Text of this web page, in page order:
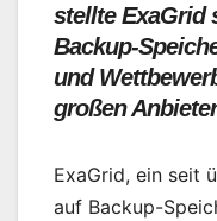
stellte ExaGrid
Backup-
und
großen
ExaGrid, ein seit
auf Backup-